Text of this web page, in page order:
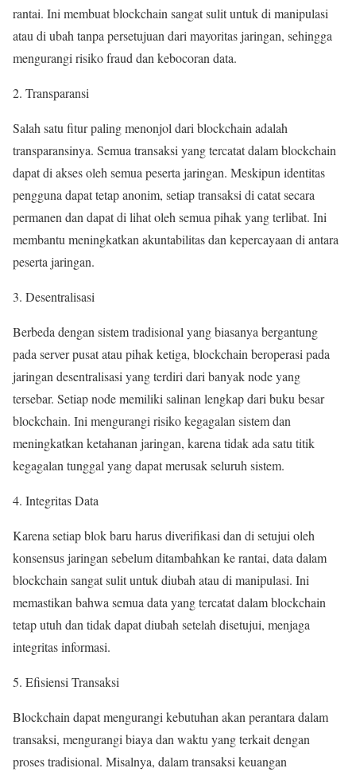
rantai. Ini membuat blockchain sangat sulit untuk di manipulasi
atau di ubah tanpa persetujuan dari mayoritas jaringan, sehingga
mengurangi risiko fraud dan kebocoran data.
2. Transparansi
Salah satu fitur paling menonjol dari blockchain adalah
transparansinya. Semua transaksi yang tercatat dalam blockchain
dapat di akses oleh semua peserta jaringan. Meskipun identitas
pengguna dapat tetap anonim, setiap transaksi di catat secara
permanen dan dapat di lihat oleh semua pihak yang terlibat. Ini
membantu meningkatkan akuntabilitas dan kepercayaan di antara
peserta jaringan.
3. Desentralisasi
Berbeda dengan sistem tradisional yang biasanya bergantung
pada server pusat atau pihak ketiga, blockchain beroperasi pada
jaringan desentralisasi yang terdiri dari banyak node yang
tersebar. Setiap node memiliki salinan lengkap dari buku besar
blockchain. Ini mengurangi risiko kegagalan sistem dan
meningkatkan ketahanan jaringan, karena tidak ada satu titik
kegagalan tunggal yang dapat merusak seluruh sistem.
4. Integritas Data
Karena setiap blok baru harus diverifikasi dan di setujui oleh
konsensus jaringan sebelum ditambahkan ke rantai, data dalam
blockchain sangat sulit untuk diubah atau di manipulasi. Ini
memastikan bahwa semua data yang tercatat dalam blockchain
tetap utuh dan tidak dapat diubah setelah disetujui, menjaga
integritas informasi.
5. Efisiensi Transaksi
Blockchain dapat mengurangi kebutuhan akan perantara dalam
transaksi, mengurangi biaya dan waktu yang terkait dengan
proses tradisional. Misalnya, dalam transaksi keuangan